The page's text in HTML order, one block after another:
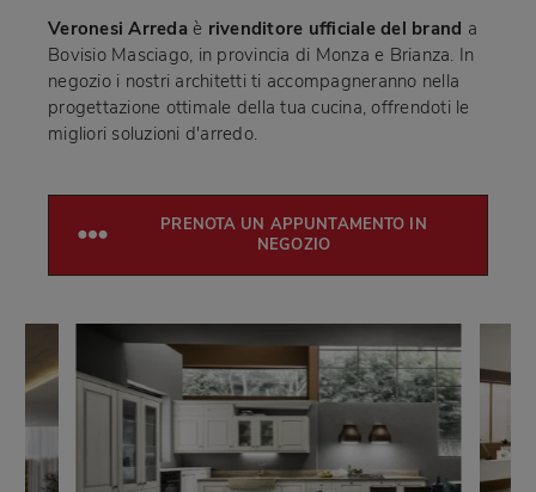
Veronesi Arreda è rivenditore ufficiale del brand a
Bovisio Masciago, in provincia di Monza e Brianza. In
negozio i nostri architetti ti accompagneranno nella
progettazione ottimale della tua cucina, offrendoti le
migliori soluzioni d'arredo.
PRENOTA UN APPUNTAMENTO IN
NEGOZIO